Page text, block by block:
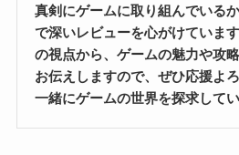
真剣にゲームに取り組んでいる
で深いレビューを心がけていま
の視点から、ゲームの魅力や攻
お伝えしますので、ぜひ応援よ
一緒にゲームの世界を探求して